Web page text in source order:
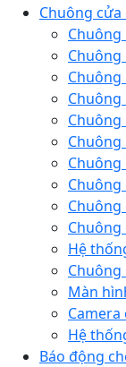
Chuông cửa
Chuông
Chuông
Chuông
Chuông
Chuông
Hệ
Chuông
Màn
Hệ
Báo động